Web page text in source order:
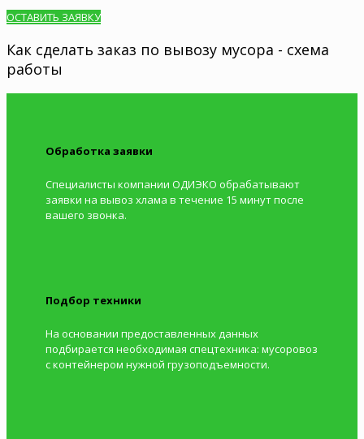
ОСТАВИТЬ ЗАЯВКУ
Как сделать заказ по вывозу мусора - схема
работы
Обработка заявки
Специалисты компании ОДИЭКО обрабатывают
заявки на вывоз хлама в течение 15 минут после
вашего звонка.
Подбор техники
На основании предоставленных данных
подбирается необходимая спецтехника: мусоровоз
с контейнером нужной грузоподъемности.